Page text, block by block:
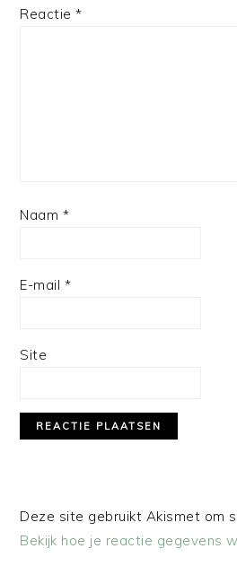
4
3
2
1
Reactie*
Naam *
E-mail *
Site
Deze site gebruikt Akismet om
Bekijk hoe je reactie gegevens